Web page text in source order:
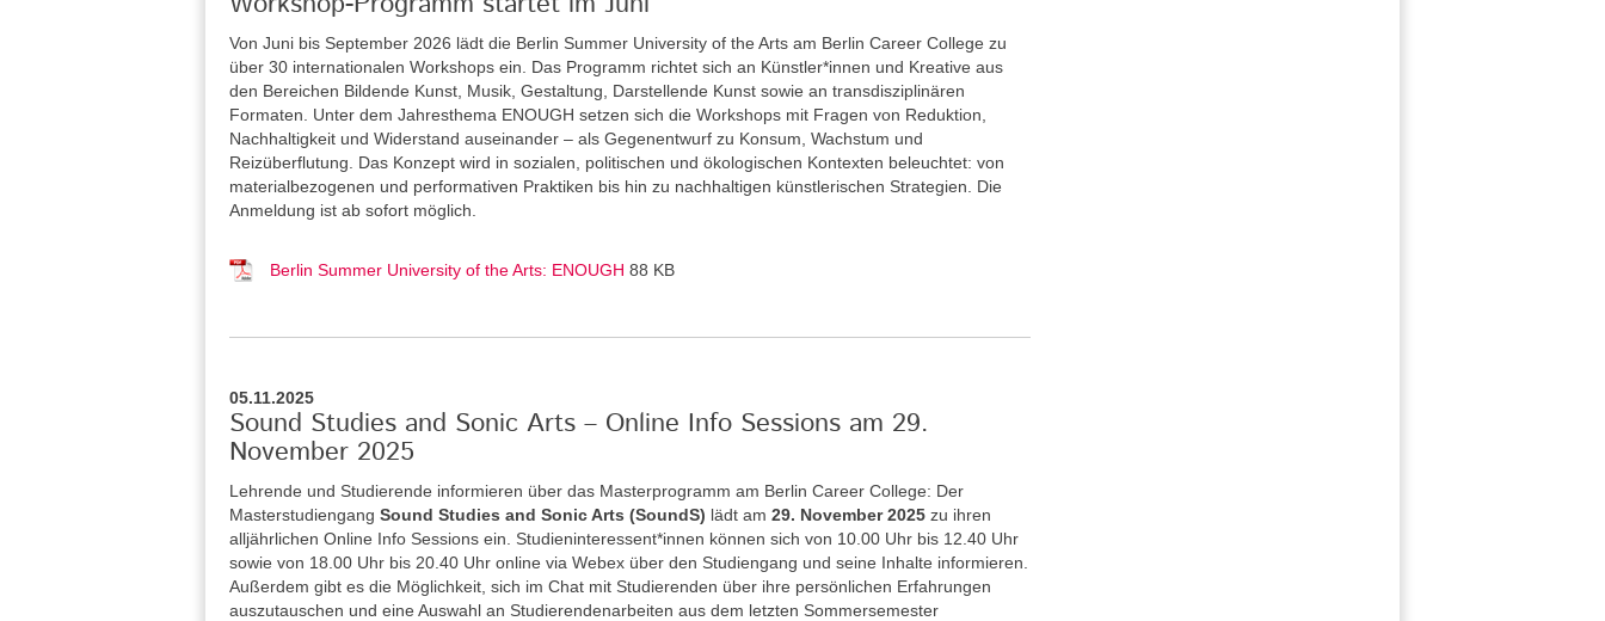
Von Juni bis September 2026 lädt die Berlin Summer University of the Arts am Berlin Career College zu
über 30 internationalen Workshops ein. Das Programm richtet sich an Künstler*innen und Kreative aus
den Bereichen Bildende Kunst, Musik, Gestaltung, Darstellende Kunst sowie an transdisziplinären
Formaten. Unter dem Jahresthema ENOUGH setzen sich die Workshops mit Fragen von Reduktion,
Nachhaltigkeit und Widerstand auseinander – als Gegenentwurf zu Konsum, Wachstum und
Reizüberflutung. Das Konzept wird in sozialen, politischen und ökologischen Kontexten beleuchtet: von
materialbezogenen und performativen Praktiken bis hin zu nachhaltigen künstlerischen Strategien. Die
Anmeldung ist ab sofort möglich.
Berlin Summer University of the Arts: ENOUGH 88 KB
05.11.2025
Sound Studies and Sonic Arts – Online Info Sessions am 29.
November 2025
Lehrende und Studierende informieren über das Masterprogramm am Berlin Career College: Der
Masterstudiengang Sound Studies and Sonic Arts (SoundS) lädt am 29. November 2025 zu ihren
alljährlichen Online Info Sessions ein. Studieninteressent*innen können sich von 10.00 Uhr bis 12.40 Uhr
sowie von 18.00 Uhr bis 20.40 Uhr online via Webex über den Studiengang und seine Inhalte informieren.
Außerdem gibt es die Möglichkeit, sich im Chat mit Studierenden über ihre persönlichen Erfahrungen
auszutauschen und eine Auswahl an Studierendenarbeiten aus dem letzten Sommersemester